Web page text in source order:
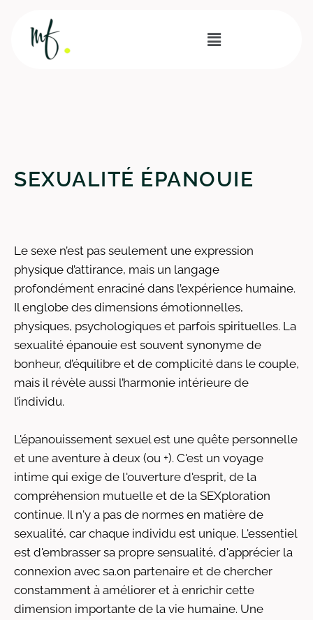
SEXUALITÉ ÉPANOUIE
Le sexe n’est pas seulement une expression
physique d’attirance, mais un langage
profondément enraciné dans l’expérience humaine.
Il englobe des dimensions émotionnelles,
physiques, psychologiques et parfois spirituelles. La
sexualité épanouie est souvent synonyme de
bonheur, d’équilibre et de complicité dans le couple,
mais il révèle aussi l’harmonie intérieure de
l’individu.
L'épanouissement sexuel est une quête personnelle
et une aventure à deux (ou +). C'est un voyage
intime qui exige de l'ouverture d'esprit, de la
compréhension mutuelle et de la SEXploration
continue. Il n'y a pas de normes en matière de
sexualité, car chaque individu est unique. L'essentiel
est d'embrasser sa propre sensualité, d'apprécier la
connexion avec sa.on partenaire et de chercher
constamment à améliorer et à enrichir cette
dimension importante de la vie humaine. Une